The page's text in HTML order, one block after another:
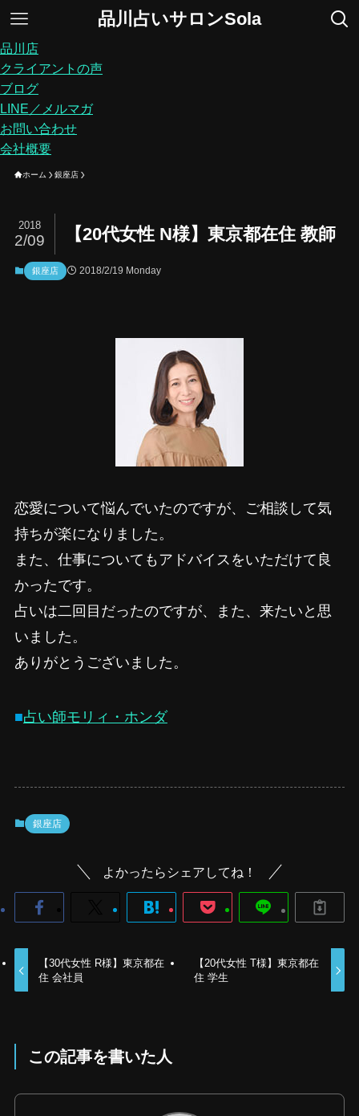
品川占いサロンSola
品川店
クライアントの声
ブログ
LINE／メルマガ
お問い合わせ
会社概要
ホーム 銀座店
【20代女性 N様】東京都在住 教師
2018
2/09
銀座店 2018/2/19 Monday
恋愛について悩んでいたのですが、ご相談して気
持ちが楽になりました。
また、仕事についてもアドバイスをいただけて良
かったです。
占いは二回目だったのですが、また、来たいと思
いました。
ありがとうございました。
■占い師モリィ・ホンダ
銀座店
よかったらシェアしてね！
【30代女性 R様】東京都在
住 会社員
【20代女性 T様】東京都在
住 学生
この記事を書いた人